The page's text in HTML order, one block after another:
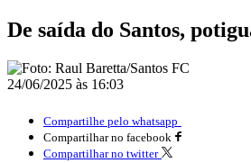
De saída do Santos,
24/06/2025 às 16:03
Compartilhe pelo whatsapp
Compartilhar no facebook
Compartilhar no twitter